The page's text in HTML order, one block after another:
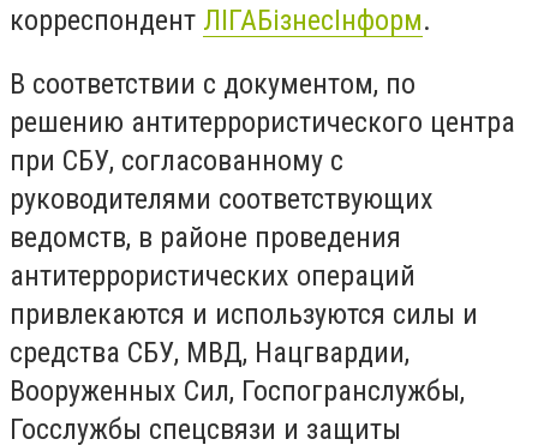
корреспондент ЛІГАБізнесІнформ.
В соответствии с документом, по
решению антитеррористического центра
при СБУ, согласованному с
руководителями соответствующих
ведомств, в районе проведения
антитеррористических операций
привлекаются и используются силы и
средства СБУ, МВД, Нацгвардии,
Вооруженных Сил, Госпогранслужбы,
Госслужбы спецсвязи и защиты